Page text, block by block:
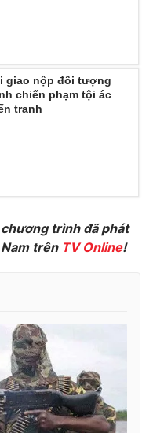
video
thao
sản
mình bằng AI
giao nộp đối tượng
chiến phạm tội ác
tranh
trình đã phát
trên TV Online!